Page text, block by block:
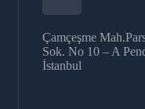
Çamçeşme
Sok. No 10 – A
İstanbul